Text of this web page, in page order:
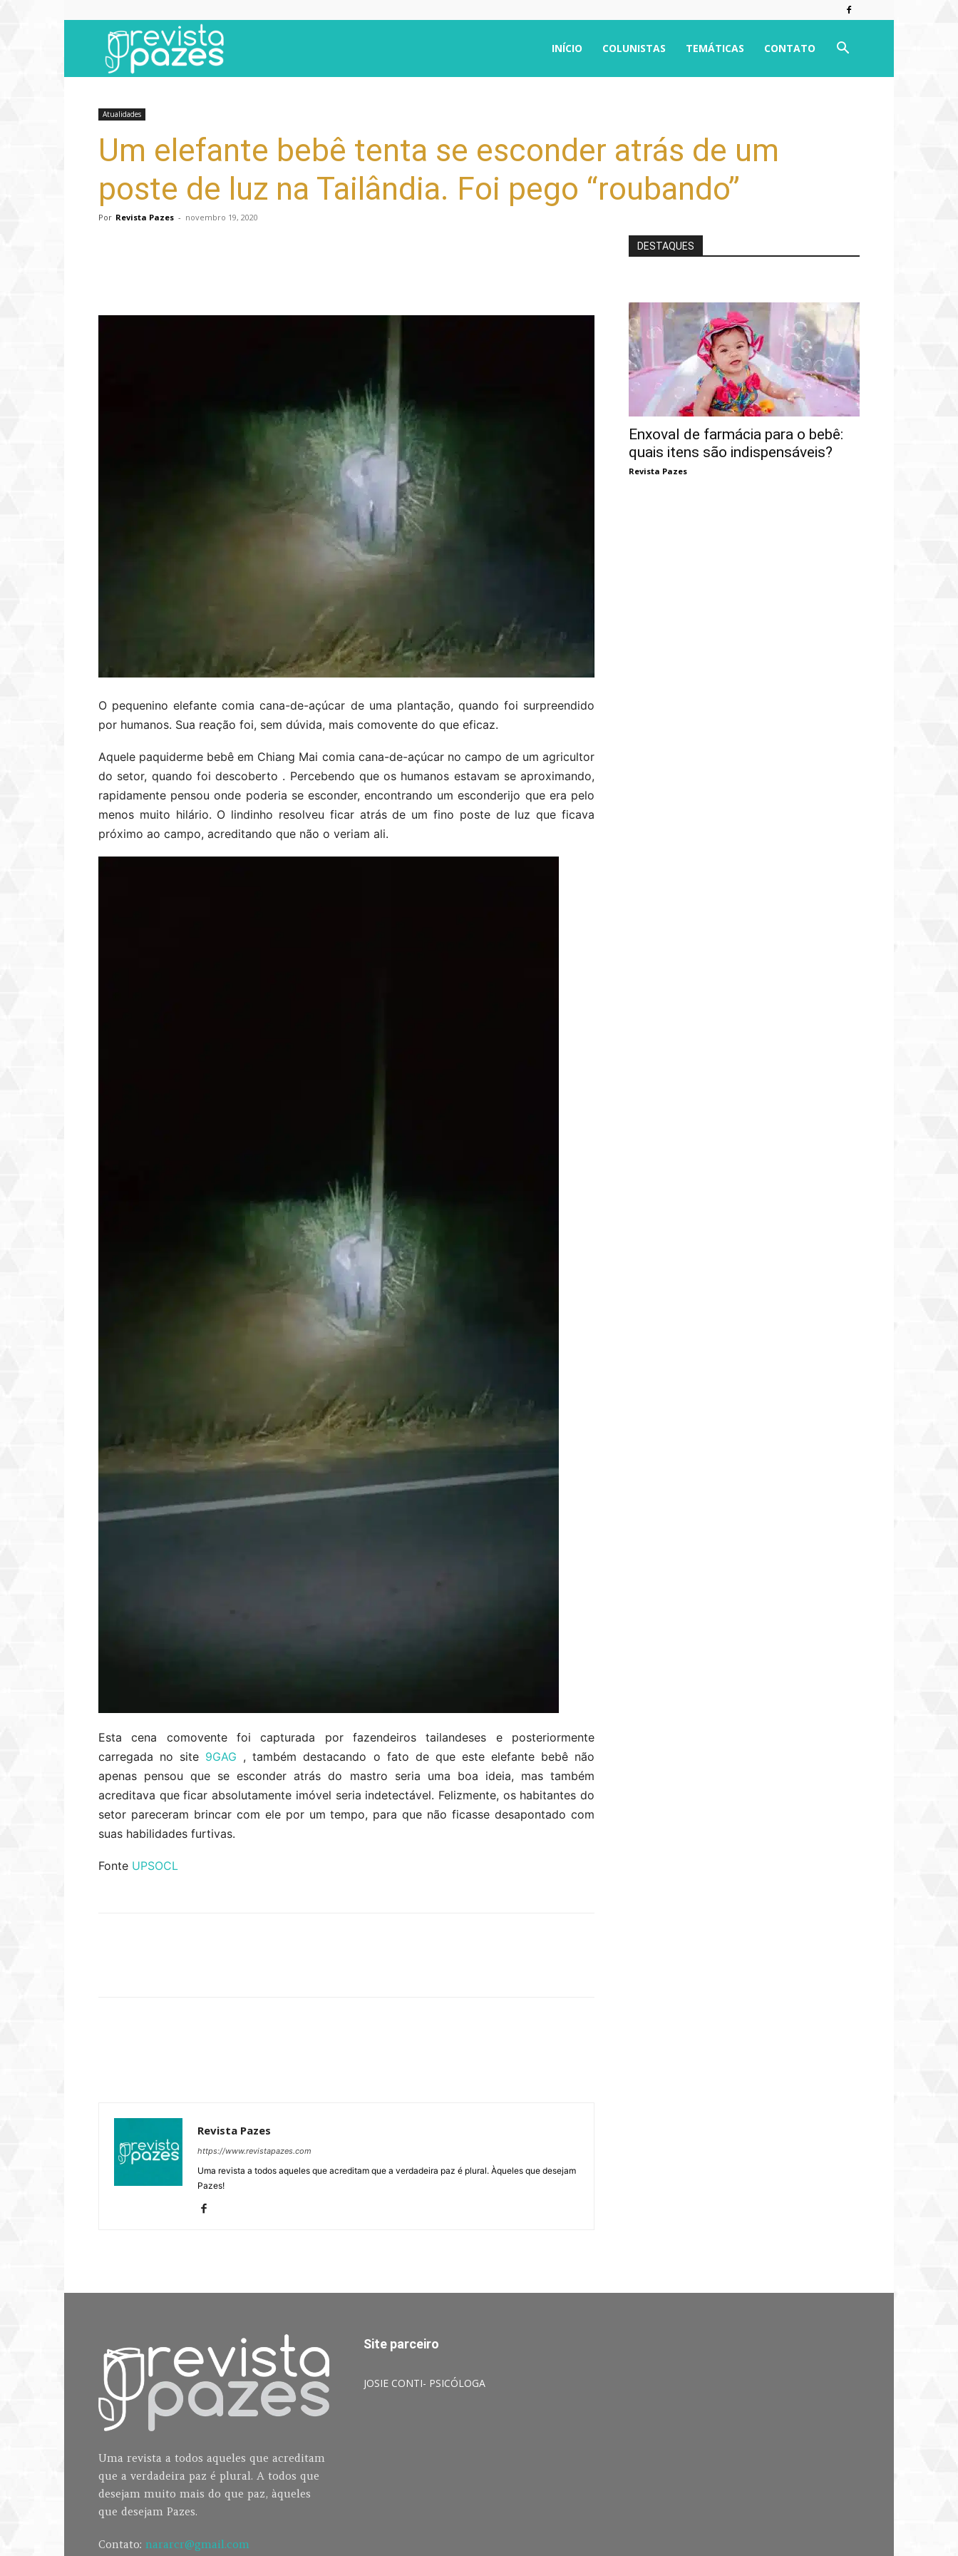
INÍCIO COLUNISTAS TEMÁTICAS CONTATO
Atualidades
Um elefante bebê tenta se esconder atrás de um
poste de luz na Tailândia. Foi pego “roubando”
Por Revista Pazes - novembro 19, 2020
O pequenino elefante comia cana-de-açúcar de uma plantação, quando foi surpreendido
por humanos. Sua reação foi, sem dúvida, mais comovente do que eficaz.
Aquele paquiderme bebê em Chiang Mai comia cana-de-açúcar no campo de um agricultor
do setor, quando foi descoberto . Percebendo que os humanos estavam se aproximando,
rapidamente pensou onde poderia se esconder, encontrando um esconderijo que era pelo
menos muito hilário. O lindinho resolveu ficar atrás de um fino poste de luz que ficava
próximo ao campo, acreditando que não o veriam ali.
Esta cena comovente foi capturada por fazendeiros tailandeses e posteriormente
carregada no site 9GAG , também destacando o fato de que este elefante bebê não
apenas pensou que se esconder atrás do mastro seria uma boa ideia, mas também
acreditava que ficar absolutamente imóvel seria indetectável. Felizmente, os habitantes do
setor pareceram brincar com ele por um tempo, para que não ficasse desapontado com
suas habilidades furtivas.
Fonte UPSOCL
Revista Pazes
https://www.revistapazes.com
Uma revista a todos aqueles que acreditam que a verdadeira paz é plural. Àqueles que desejam
Pazes!
DESTAQUES
Enxoval de farmácia para o bebê:
quais itens são indispensáveis?
Revista Pazes
Uma revista a todos aqueles que acreditam
que a verdadeira paz é plural. A todos que
desejam muito mais do que paz, àqueles
que desejam Pazes.
Contato: nararcr@gmail.com
Site parceiro
JOSIE CONTI- PSICÓLOGA